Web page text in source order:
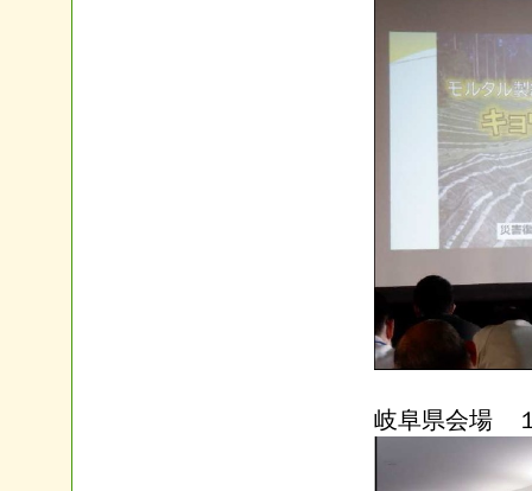
岐阜県会場